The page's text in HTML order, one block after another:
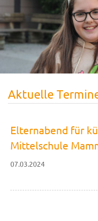
Aktuelle
Elternabend für
Mittelschule
07.03.2024